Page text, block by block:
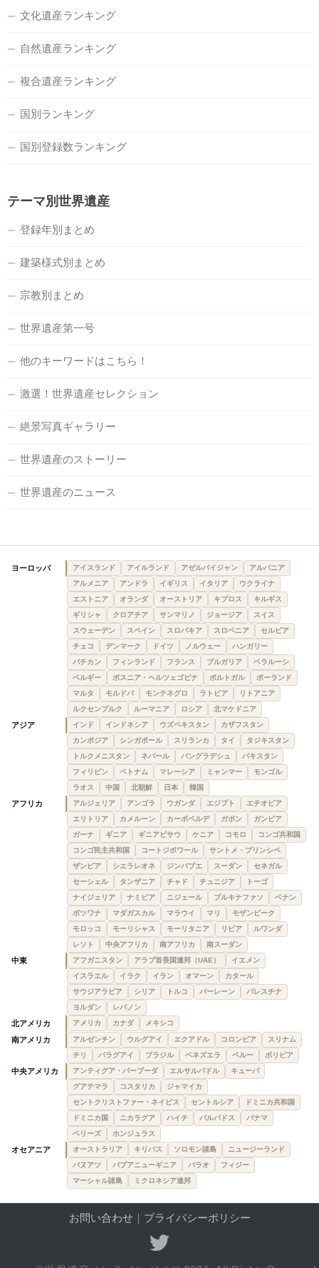
文化遺産ランキング
自然遺産ランキング
複合遺産ランキング
国別ランキング
国別登録数ランキング
テーマ別世界遺産
登録年別まとめ
建築様式別まとめ
宗教別まとめ
世界遺産第一号
他のキーワードはこちら！
激選！世界遺産セレクション
絶景写真ギャラリー
世界遺産のストーリー
世界遺産のニュース
ヨーロッパ アイスランド アイルランド アゼルバイジャン
アルバニア
アルメニア
アンドラ イギリス イタリア
ウクライナ
エストニア
オランダ オーストリア キプロス
キルギス
ギリシャ
クロアチア サンマリノ ジョージア
スイス
スウェーデン
スペイン スロバキア スロベニア
セルビア
チェコ
デンマーク ドイツ ノルウェー
ハンガリー
バチカン
フィンランド フランス ブルガリア
ベラルーシ
ベルギー
ボスニア・ヘルツェゴビナ ポルトガル
ポーランド
マルタ
モルドバ モンテネグロ ラトビア
リトアニア
ルクセンブルク
ルーマニア ロシア 北マケドニア
アジア インド インドネシア ウズベキスタン
カザフスタン
カンボジア
シンガポール スリランカ タイ
タジキスタン
トルクメニスタン
ネパール バングラデシュ
パキスタン
フィリピン
ベトナム マレーシア ミャンマー
モンゴル
ラオス
中国 北朝鮮 日本 韓国
アフリカ アルジェリア アンゴラ ウガンダ エジプト
エチオピア
エリトリア
カメルーン カーボベルデ ガボン
ガンビア
ガーナ
ギニア ギニアビサウ ケニア コモロ
コンゴ共和国
コンゴ民主共和国
コートジボワール
サントメ・プリンシペ
ザンビア
シエラレオネ ジンバブエ スーダン
セネガル
セーシェル
タンザニア チャド チュニジア
トーゴ
ナイジェリア
ナミビア ニジェール ブルキナファソ
ベナン
ボツワナ
マダガスカル マラウイ マリ
モザンビーク
モロッコ
モーリシャス モーリタニア リビア
ルワンダ
レソト
中央アフリカ 南アフリカ 南スーダン
中東 アフガニスタン アラブ首長国連邦（UAE）
イエメン
イスラエル
イラク イラン オマーン
カタール
サウジアラビア
シリア トルコ バーレーン
パレスチナ
ヨルダン
レバノン
北アメリカ アメリカ カナダ メキシコ
南アメリカ アルゼンチン ウルグアイ エクアドル コロンビア
スリナム
チリ
パラグアイ ブラジル ベネズエラ ペルー ボリビア
中央アメリカ アンティグア・バーブーダ エルサルバドル
キューバ
グアテマラ
コスタリカ
ジャマイカ
セントクリストファー・ネイビス
セントルシア
ドミニカ共和国
ドミニカ国
ニカラグア ハイチ バルバドス
パナマ
ベリーズ
ホンジュラス
オセアニア オーストラリア キリバス ソロモン諸島
ニュージーランド
バヌアツ
パプアニューギニア パラオ
フィジー
マーシャル諸島
ミクロネシア連邦
お問い合わせ｜ プライバシーポリシー